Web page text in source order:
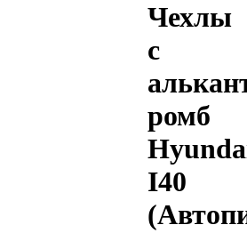
Чехлы
с
ромб
I40